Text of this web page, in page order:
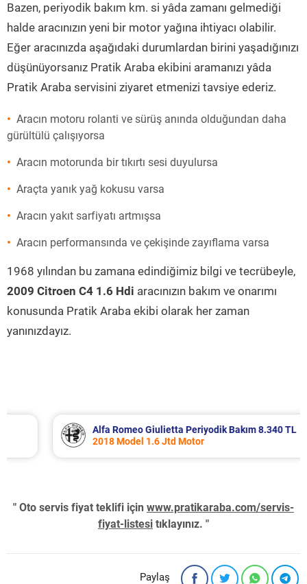
Bazen, periyodik bakım km. si yâda zamanı gelmediği
halde aracınızın yeni bir motor yağına ihtiyacı olabilir.
Eğer aracınızda aşağıdaki durumlardan birini yaşadığınızı
düşünüyorsanız Pratik Araba ekibini aramanızı yâda
Pratik Araba servisini ziyaret etmenizi tavsiye ederiz.
Aracın motoru rolanti ve sürüş anında olduğundan daha
gürültülü çalışıyorsa
Aracın motorunda bir tıkırtı sesi duyulursa
Araçta yanık yağ kokusu varsa
Aracın yakıt sarfiyatı artmışsa
Aracın performansında ve çekişinde zayıflama varsa
1968 yılından bu zamana edindiğimiz bilgi ve tecrübeyle,
2009 Citroen C4 1.6 Hdi aracınızın bakım ve onarımı
konusunda Pratik Araba ekibi olarak her zaman
yanınızdayız.
Alfa Romeo Giulietta Periyodik Bakım 8.340 TL
2018 Model 1.6 Jtd Motor
" Oto servis fiyat teklifi için www.pratikaraba.com/servis-
fiyat-listesi tıklayınız. "
Paylaş